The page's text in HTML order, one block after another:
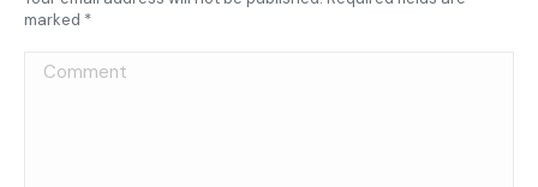
marked *
Comment